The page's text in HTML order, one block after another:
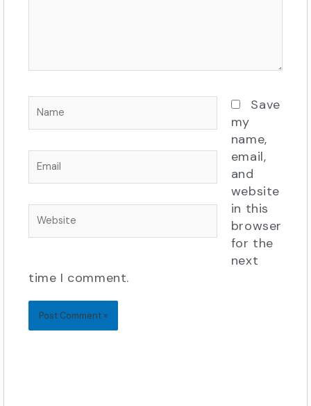
Name
Email
Website
Save
my
name,
email,
and
website
in this
browser
for the
next
time I comment.